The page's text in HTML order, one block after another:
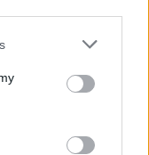
or more Google
You may click to
party tags to
in below Google
is -